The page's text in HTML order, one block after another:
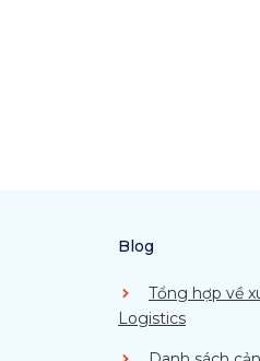
Blog
Tổng hợp về
Logistics